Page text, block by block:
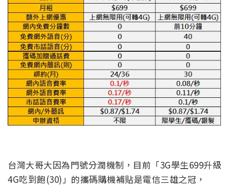
台灣大哥大因為門號分潤機制，目前「3G學生699升級
4G吃到飽(30)」的攜碼購機補貼是電信三雄之冠，